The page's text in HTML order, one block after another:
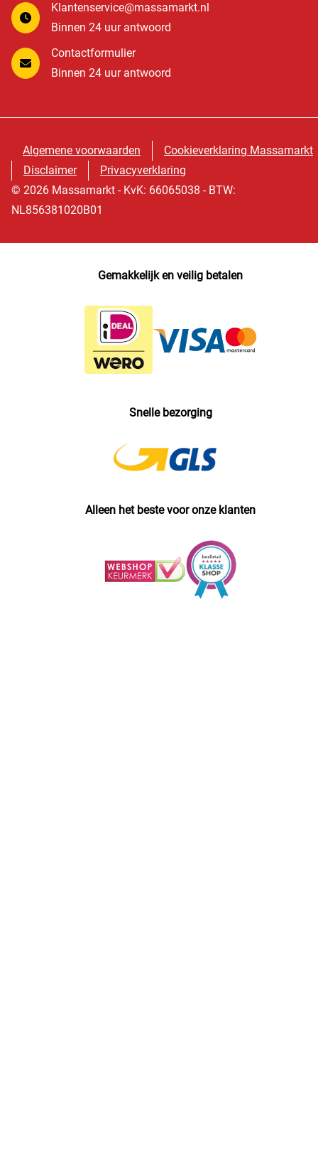
Klantenservice@massamarkt.nl
Binnen 24 uur antwoord
Contactformulier
Binnen 24 uur antwoord
Algemene voorwaarden
Cookieverklaring Massamarkt
Disclaimer
Privacyverklaring
© 2026 Massamarkt - KvK: 66065038 - BTW:
NL856381020B01
Gemakkelijk en veilig betalen
Snelle bezorging
Alleen het beste voor onze klanten